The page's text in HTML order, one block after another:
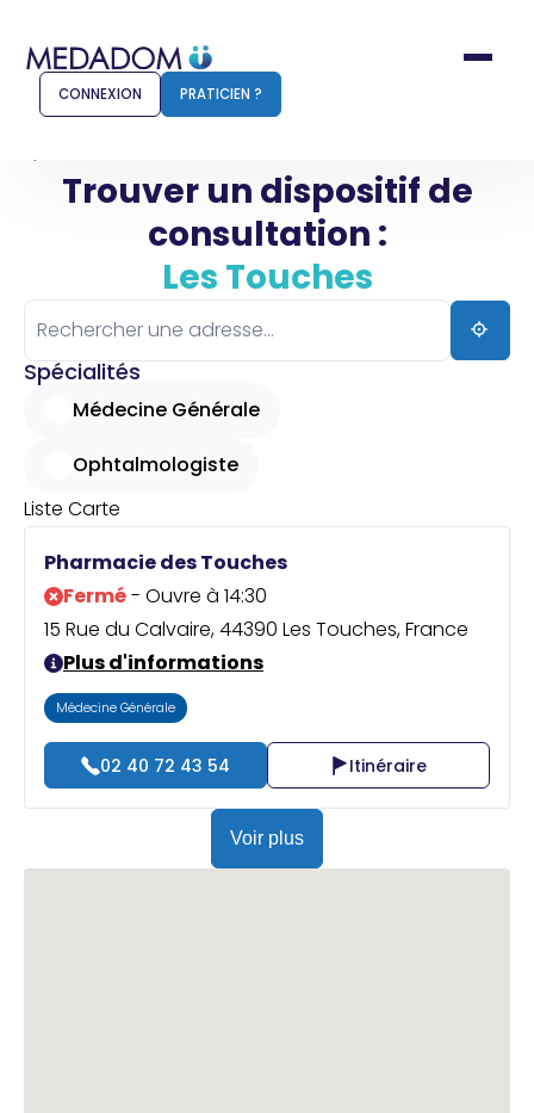
Comment ça marche ?
Pharmacien
Connexion
Praticien ?
CONNEXION PRATICIEN ?
Trouver un dispositif de
consultation :
Les Touches
Spécialités
Médecine Générale
Ophtalmologiste
Liste Carte
Pharmacie des Touches
Fermé- Ouvre à 14:30
15 Rue du Calvaire, 44390 Les Touches, France
Plus d'informations
Médecine Générale
02 40 72 43 54 Itinéraire
Voir plus